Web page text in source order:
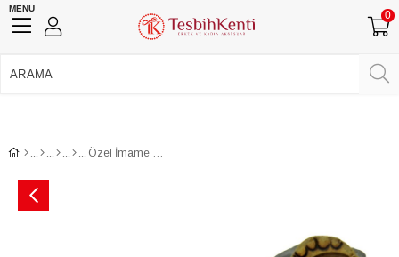
MENU
0
Özel İmame ve Halka İşçilikli Sıkma Kehribar